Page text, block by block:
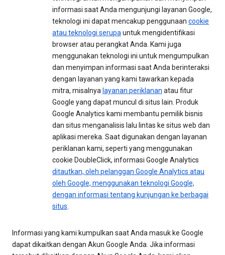
informasi saat Anda mengunjungi layanan Google,
teknologi ini dapat mencakup penggunaan cookie
atau teknologi serupauntuk mengidentifikasi
browser atau perangkat Anda. Kami juga
menggunakan teknologi ini untuk mengumpulkan
dan menyimpan informasi saat Anda berinteraksi
dengan layanan yang kami tawarkan kepada
mitra, misalnya layanan periklanan atau fitur
Google yang dapat muncul di situs lain. Produk
Google Analytics kami membantu pemilik bisnis
dan situs menganalisis lalu lintas ke situs web dan
aplikasi mereka. Saat digunakan dengan layanan
periklanan kami, seperti yang menggunakan
cookie DoubleClick, informasi Google Analytics
ditautkan, oleh pelanggan Google Analytics atau
oleh Google, menggunakan teknologi Google,
dengan informasi tentang kunjungan ke berbagai
situs.
Informasi yang kami kumpulkan saat Anda masuk ke Google
dapat dikaitkan dengan Akun Google Anda. Jika informasi